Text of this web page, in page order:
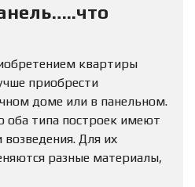
квартиры
приобрести
доме или в панельном.
оба типа построек имеют
возведения. Для их
разные материалы,